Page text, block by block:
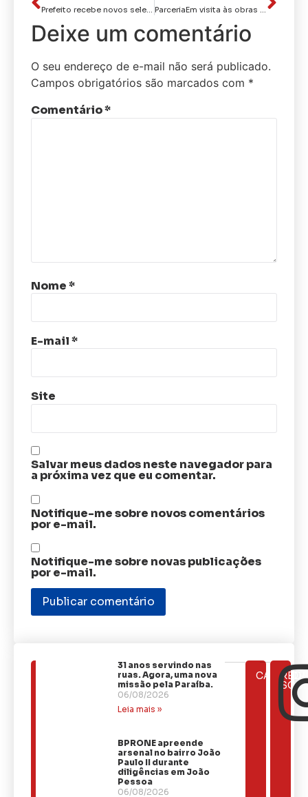
Prefeito recebe novos selecionados do Ballet Bolshoi e destaca oportunidade para transformar a vida dos alunos ParceriaEm visita às obras do novo prédio da CMJP, Cícero Lucena destaca ações para fortalecer o Centro Histórico
Deixe um comentário
O seu endereço de e-mail não será publicado.
Campos obrigatórios são marcados com *
Comentário*
Nome*
E-mail*
Site
Salvar meus dados neste navegador para
a próxima vez que eu comentar.
Notifique-me sobre novos comentários
por e-mail.
Notifique-me sobre novas publicações
por e-mail.
31 anos servindo nas
ruas. Agora, uma nova
missão pela Paraíba.
06/08/2026
Leia mais »
BPRONE apreende
arsenal no bairro João
Paulo II durante
diligências em João
Pessoa
06/08/2026